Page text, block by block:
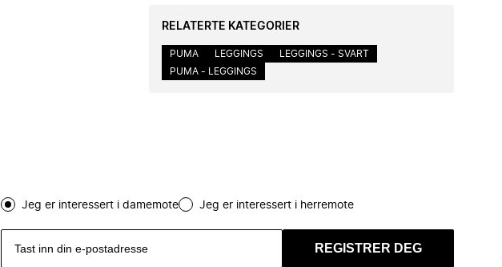
RELATERTE KATEGORIER
PUMA LEGGINGS
LEGGINGS - SVART
PUMA - LEGGINGS
Jeg er interessert i damemote Jeg er interessert i herremote
REGISTRER DEG